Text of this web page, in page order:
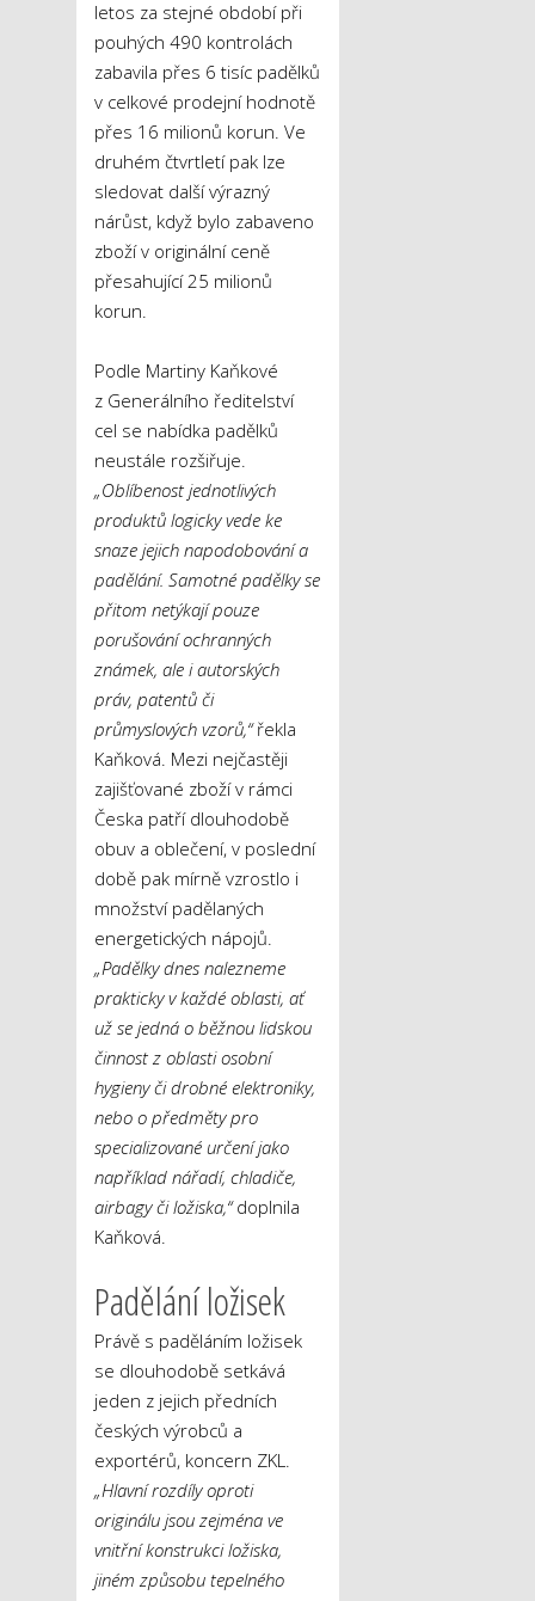
letos za stejné období při
pouhých 490 kontrolách
zabavila přes 6 tisíc padělků
v celkové prodejní hodnotě
přes 16 milionů korun. Ve
druhém čtvrtletí pak lze
sledovat další výrazný
nárůst, když bylo zabaveno
zboží v originální ceně
přesahující 25 milionů
korun.
Podle Martiny Kaňkové
z Generálního ředitelství
cel se nabídka padělků
neustále rozšiřuje.
„Oblíbenost jednotlivých
produktů logicky vede ke
snaze jejich napodobování a
padělání. Samotné padělky se
přitom netýkají pouze
porušování ochranných
známek, ale i autorských
práv, patentů či
průmyslových vzorů,“řekla
Kaňková. Mezi nejčastěji
zajišťované zboží v rámci
Česka patří dlouhodobě
obuv a oblečení, v poslední
době pak mírně vzrostlo i
množství padělaných
energetických nápojů.
„Padělky dnes nalezneme
prakticky v každé oblasti, ať
už se jedná o běžnou lidskou
činnost z oblasti osobní
hygieny či drobné elektroniky,
nebo o předměty pro
specializované určení jako
například nářadí, chladiče,
airbagy či ložiska,“doplnila
Kaňková.
Padělání ložisek
Právě s paděláním ložisek
se dlouhodobě setkává
jeden z jejich předních
českých výrobců a
exportérů, koncern ZKL.
„Hlavní rozdíly oproti
originálu jsou zejména ve
vnitřní konstrukci ložiska,
jiném způsobu tepelného